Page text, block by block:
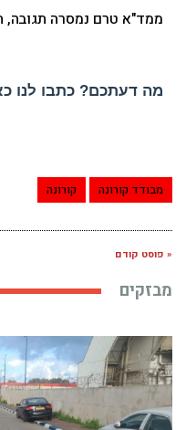
ממד"א טרם נמסרה תגובה,
מה דעתכם? כתבו לנו
מבודד קורונה קורונה
« פוסט קודם
מבזקים